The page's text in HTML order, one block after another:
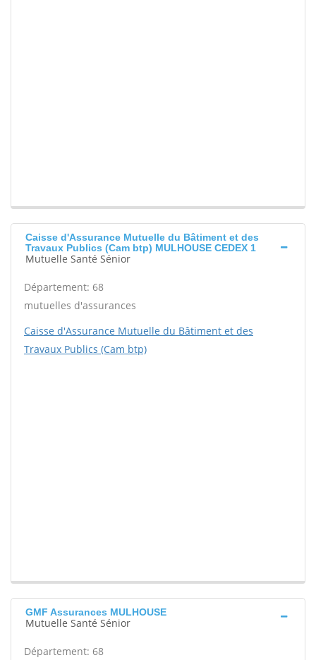
Caisse d'Assurance Mutuelle du Bâtiment et des
Travaux Publics (Cam btp) MULHOUSE CEDEX 1
Mutuelle Santé Sénior
Département: 68
mutuelles d'assurances
Caisse d'Assurance Mutuelle du Bâtiment et des
Travaux Publics (Cam btp)
GMF Assurances MULHOUSE
Mutuelle Santé Sénior
Département: 68